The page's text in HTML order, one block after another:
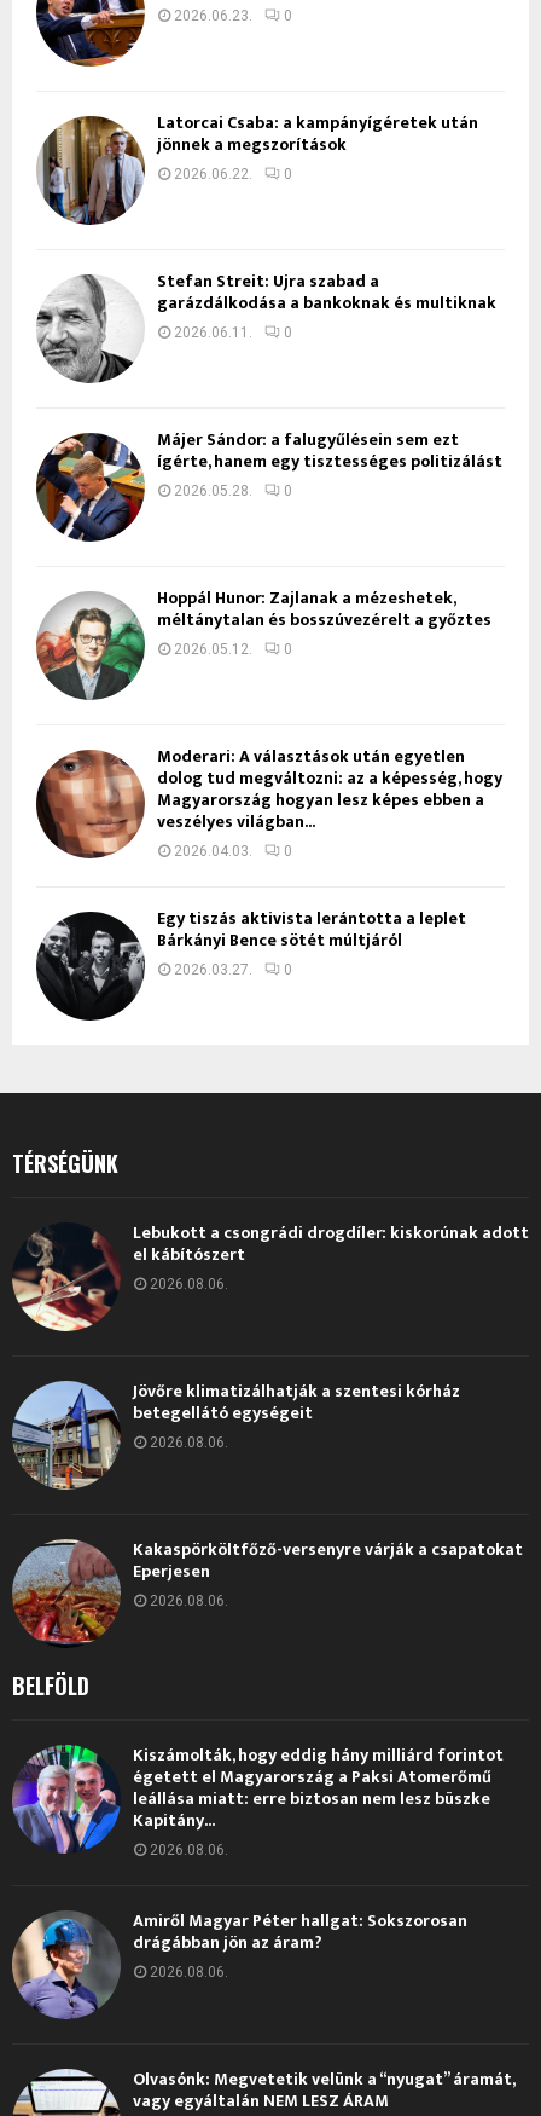
2026.06.23. 0
Latorcai Csaba: a kampányígéretek után
jönnek a megszorítások
2026.06.22. 0
Stefan Streit: Újra szabad a
garázdálkodása a bankoknak és multiknak
2026.06.11. 0
Májer Sándor: a falugyűlésein sem ezt
ígérte, hanem egy tisztességes politizálást
2026.05.28. 0
Hoppál Hunor: Zajlanak a mézeshetek,
méltánytalan és bosszúvezérelt a győztes
2026.05.12. 0
Moderari: A választások után egyetlen
dolog tud megváltozni: az a képesség, hogy
Magyarország hogyan lesz képes ebben a
veszélyes világban...
2026.04.03. 0
Egy tiszás aktivista lerántotta a leplet
Bárkányi Bence sötét múltjáról
2026.03.27. 0
TÉRSÉGÜNK
Lebukott a csongrádi drogdíler: kiskorúnak adott
el kábítószert
2026.08.06.
Jövőre klimatizálhatják a szentesi kórház
betegellátó egységeit
2026.08.06.
Kakaspörköltfőző-versenyre várják a csapatokat
Eperjesen
2026.08.06.
BELFÖLD
Kiszámolták, hogy eddig hány milliárd forintot
égetett el Magyarország a Paksi Atomerőmű
leállása miatt: erre biztosan nem lesz büszke
Kapitány...
2026.08.06.
Amiről Magyar Péter hallgat: Sokszorosan
drágábban jön az áram?
2026.08.06.
Olvasónk: Megvetetik velünk a “nyugat” áramát,
vagy egyáltalán NEM LESZ ÁRAM